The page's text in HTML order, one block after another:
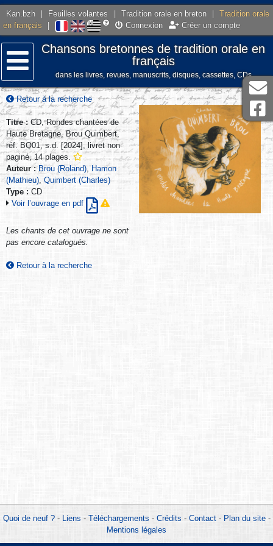
Kan.bzh Feuilles volantes Tradition orale en breton
Tradition orale
en français
Connexion Créer un compte
Menu
Chansons bretonnes de tradition orale en
français
dans les livres, revues, manuscrits, disques, cassettes, CDs
Retour à la recherche
Titre : CD, Rondes chantées de
Haute Bretagne, Brou Quimbert,
réf. BQ01, s.d. [2024], livret non
paginé, 14 plages.
Auteur : Brou (Roland), Hamon
(Mathieu), Quimbert (Charles)
Type :CD
Voir l’ouvrage en pdf
Les chants de cet ouvrage ne sont
pas encore catalogués.
Retour à la recherche
Quoi de neuf ?- Liens - Téléchargements - Crédits - Contact- Plan du site-
Mentions légales